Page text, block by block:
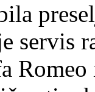
servis